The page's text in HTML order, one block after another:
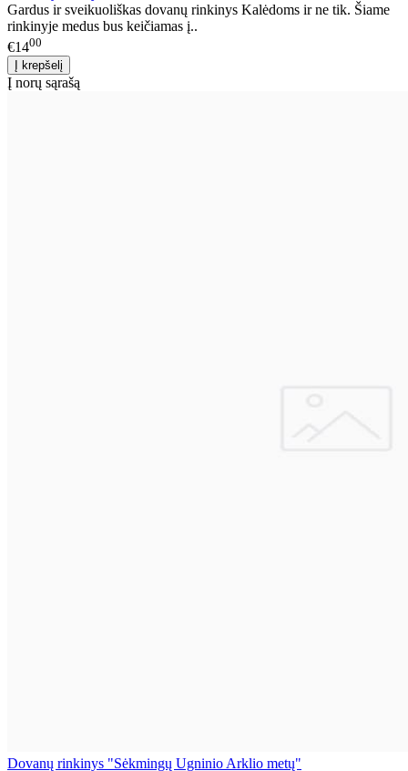
Gardus ir sveikuoliškas dovanų rinkinys Kalėdoms ir ne tik. Šiame
rinkinyje medus bus keičiamas į..
€1400
Į norų sąrašą
Dovanų rinkinys "Sėkmingų Ugninio Arklio metų"